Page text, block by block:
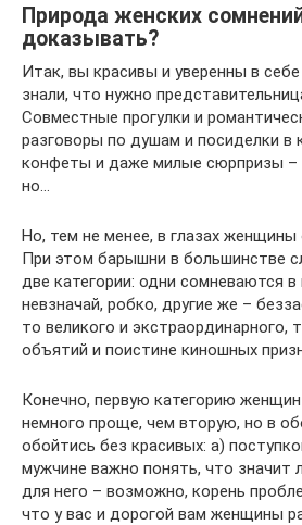
Природа женских
доказывать?
Итак, вы красивы и уверенны в
знали, что нужно
Совместные прогулки и
разговоры по душам и посиделки в
конфеты и даже милые сюрпризы –
но…
Но, тем не менее, в глазах
При этом барышни в большинстве
две категории: одни сомневаются
невзначай, робко, другие же –
то великого и экстраординарного,
объятий и поистине киношных
Конечно, первую категорию
немного проще, чем вторую, но в
обойтись без красивых: а)
мужчине важно понять, что значит
для него – возможно, корень
что у вас и дорогой вам женщины